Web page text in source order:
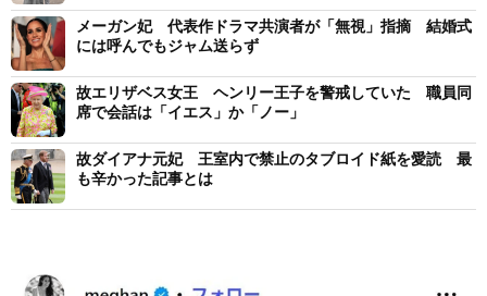
メーガン妃 代表作ドラマ共演者が「無視」指摘 結婚式
には呼んでもジャム送らず
故エリザベス女王 ヘンリー王子を警戒していた 職員同
席で会話は「イエス」か「ノー」
故ダイアナ元妃 王室内で禁止のタブロイド紙を愛読 最
も辛かった記事とは